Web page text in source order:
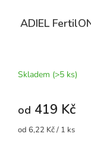
ADIEL
produktu
z
hvězdiček.
Skladem (>5 ks)
od 419 Kč
Měrná
od 6,22 Kč / 1 ks